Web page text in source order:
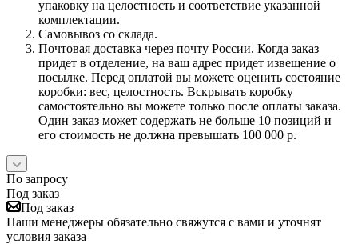
упаковку на целостность и соответствие указанной
комплектации.
Самовывоз со склада.
Почтовая доставка через почту России. Когда заказ
придет в отделение, на ваш адрес придет извещение о
посылке. Перед оплатой вы можете оценить состояние
коробки: вес, целостность. Вскрывать коробку
самостоятельно вы можете только после оплаты заказа.
Один заказ может содержать не больше 10 позиций и
его стоимость не должна превышать 100 000 р.
По запросу
Под заказ
Под заказ
Наши менеджеры обязательно свяжутся с вами и уточнят
условия заказа